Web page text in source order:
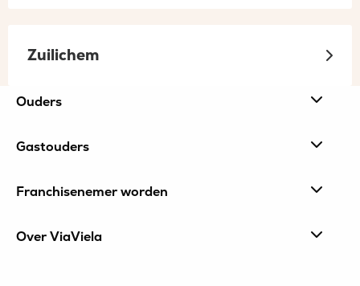
Zuilichem
Site
footer
Ouders
Gastouders
Franchisenemer worden
Over ViaViela